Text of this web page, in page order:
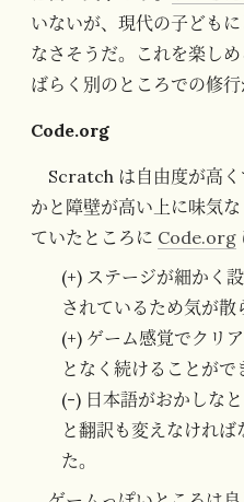
いないが、現代の子ども
なさそうだ。これを楽し
ばらく別のところでの修行
Code.org
Scratch は自由度が高
かと障壁が高い上に味気
ていたところに Code.org
(+) ステージが細かく
されているため気が散
(+) ゲーム感覚でクリ
となく続けることがで
(-) 日本語がおかしな
と翻訳も変えなけれ
た。